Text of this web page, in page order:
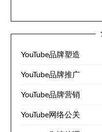
YouTube品牌塑造
YouTube品牌推广
YouTube品牌营销
YouTube网络公关